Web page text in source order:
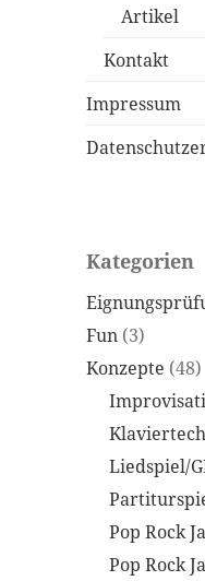
Artikel
Kontakt
Impressum
Kategorien
Fun (3)
Konzepte (48)
Liedspiel/
Pop Rock
Pop Rock